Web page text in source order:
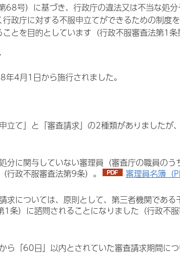
68号）に基づき、行政庁の違法又は不当な処
政庁に対する不服申立てができるための制度
とを目的としています（行政不服審査法第1条
4月1日から施行されました。
立て」と「審査請求」の2種類がありましたが
分に関与していない審理員（審査庁の職員の
行政不服審査法第9条）。
審理員名簿（
求については、原則として、第三者機関であ
1条）に諮問されることになりました（行政不
ら「60日」以内とされていた審査請求期間に